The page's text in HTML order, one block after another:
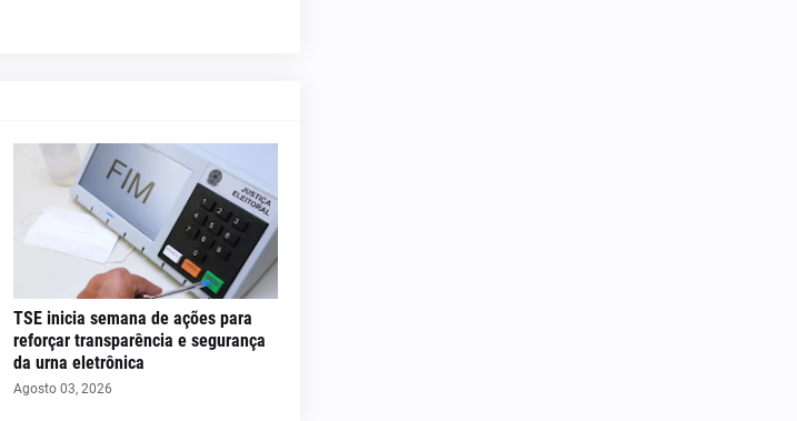
TSE inicia semana de ações para
reforçar transparência e segurança
da urna eletrônica
Agosto 03, 2026